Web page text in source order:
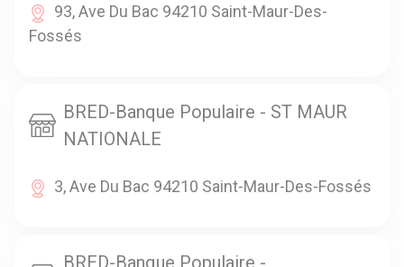
93, Ave Du Bac 94210 Saint-Maur-Des-
Fossés
BRED-Banque Populaire - ST MAUR
NATIONALE
3, Ave Du Bac 94210 Saint-Maur-Des-Fossés